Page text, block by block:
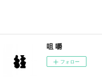
咀 嚼
フォロー